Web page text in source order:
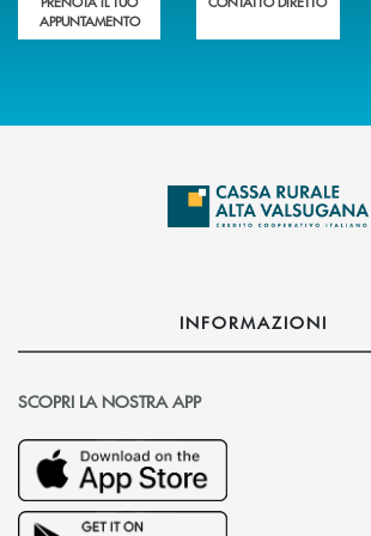
APPUNTAMENTO
INFORMAZIONI
SCOPRI LA NOSTRA APP